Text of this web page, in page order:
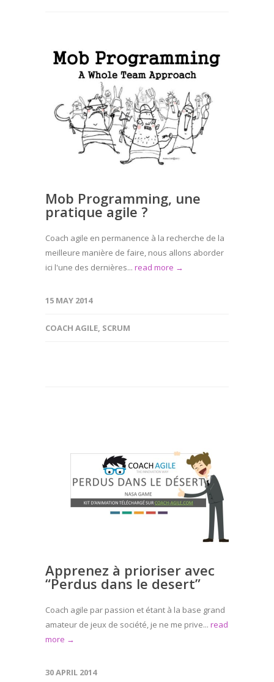
Mob Programming, une
pratique agile ?
Coach agile en permanence à la recherche de la
meilleure manière de faire, nous allons aborder
ici l'une des dernières... read more →
15 MAY 2014
COACH AGILE, SCRUM
Apprenez à prioriser avec
“Perdus dans le desert”
Coach agile par passion et étant à la base grand
amateur de jeux de société, je ne me prive... read
more →
30 APRIL 2014